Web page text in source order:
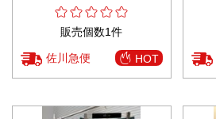
販売個数1件
佐川急便 HOT